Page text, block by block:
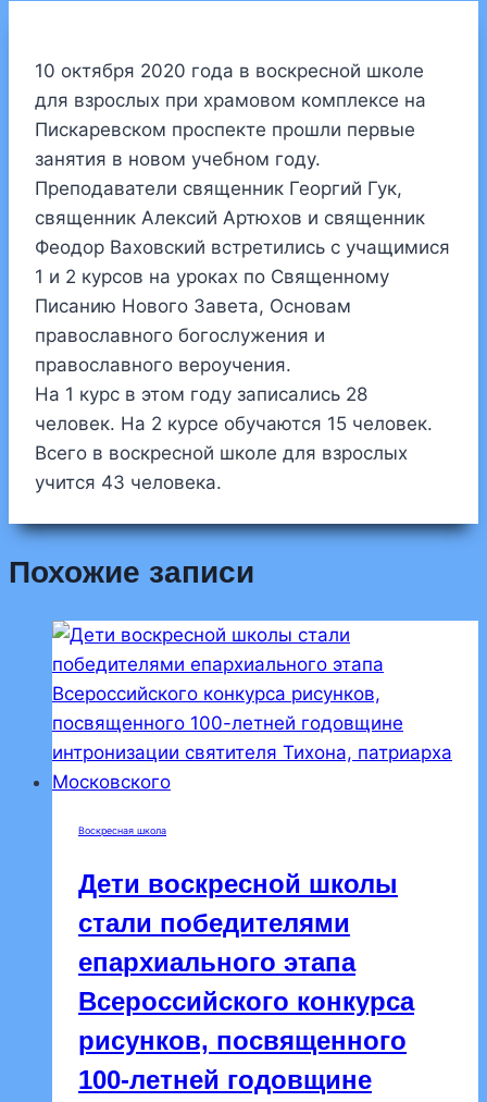
10 октября 2020 года в воскресной школе
для взрослых при храмовом комплексе на
Пискаревском проспекте прошли первые
занятия в новом учебном году.
Преподаватели священник Георгий Гук,
священник Алексий Артюхов и священник
Феодор Ваховский встретились с учащимися
1 и 2 курсов на уроках по Священному
Писанию Нового Завета, Основам
православного богослужения и
православного вероучения.
На 1 курс в этом году записались 28
человек. На 2 курсе обучаются 15 человек.
Всего в воскресной школе для взрослых
учится 43 человека.
Похожие записи
Воскресная школа
Дети воскресной школы
стали победителями
епархиального этапа
Всероссийского конкурса
рисунков, посвященного
100-летней годовщине